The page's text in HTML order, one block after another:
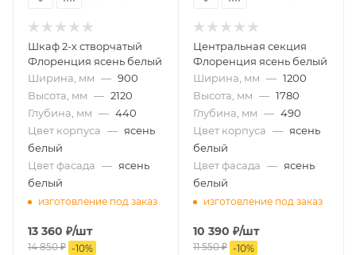
Шкаф 2-х створчатый
Флоренция ясень белый
Ширина, мм — 900
Высота, мм — 2120
Глубина, мм — 440
Цвет корпуса — ясень
белый
Цвет фасада — ясень
белый
изготовление под заказ
13 360 ₽/шт
14 850₽ -10%
Центральная секция
Флоренция ясень белый
Ширина, мм — 1200
Высота, мм — 1780
Глубина, мм — 490
Цвет корпуса — ясень
белый
Цвет фасада — ясень
белый
изготовление под заказ
10 390 ₽/шт
11 550₽ -10%